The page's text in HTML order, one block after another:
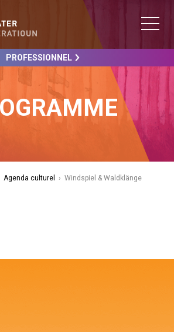
PROFESSIONNEL
Agenda culturel › Windspiel & Waldklänge